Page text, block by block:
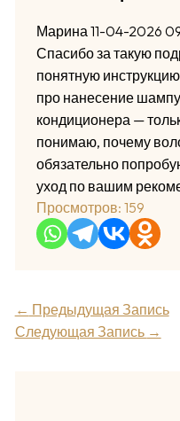
Марина11-04-2026
Спасибо за такую
понятную
про нанесение
кондиционера —
понимаю, почему
обязательно
уход по вашим
Просмотров: 159
← Предыдущая Запись
Следующая Запись →